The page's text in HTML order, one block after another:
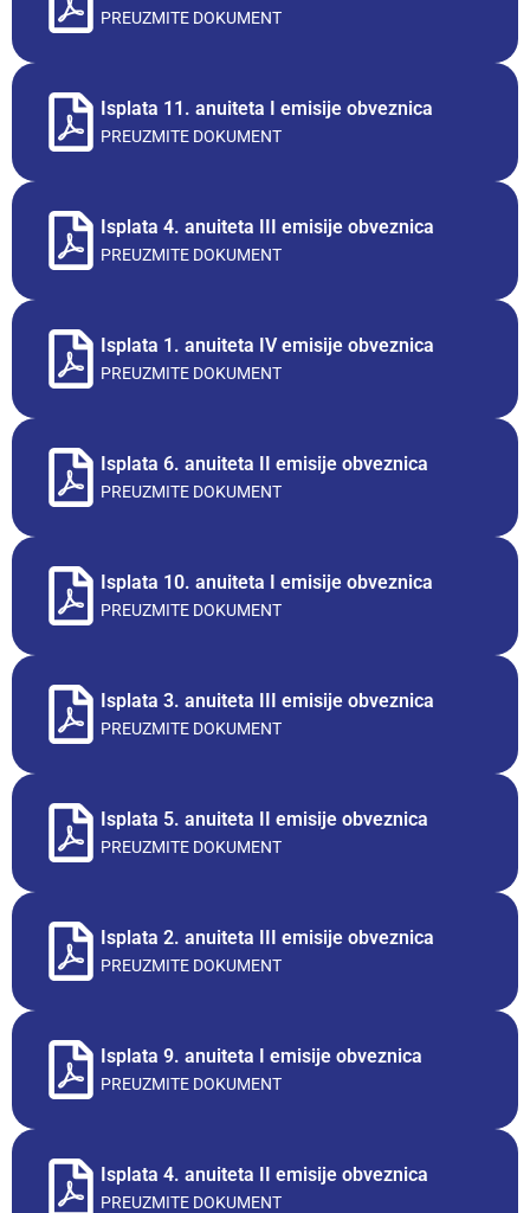
PREUZMITE DOKUMENT
Isplata 11. anuiteta I emisije obveznica
PREUZMITE DOKUMENT
Isplata 4. anuiteta III emisije obveznica
PREUZMITE DOKUMENT
Isplata 1. anuiteta IV emisije obveznica
PREUZMITE DOKUMENT
Isplata 6. anuiteta II emisije obveznica
PREUZMITE DOKUMENT
Isplata 10. anuiteta I emisije obveznica
PREUZMITE DOKUMENT
Isplata 3. anuiteta III emisije obveznica
PREUZMITE DOKUMENT
Isplata 5. anuiteta II emisije obveznica
PREUZMITE DOKUMENT
Isplata 2. anuiteta III emisije obveznica
PREUZMITE DOKUMENT
Isplata 9. anuiteta I emisije obveznica
PREUZMITE DOKUMENT
Isplata 4. anuiteta II emisije obveznica
PREUZMITE DOKUMENT